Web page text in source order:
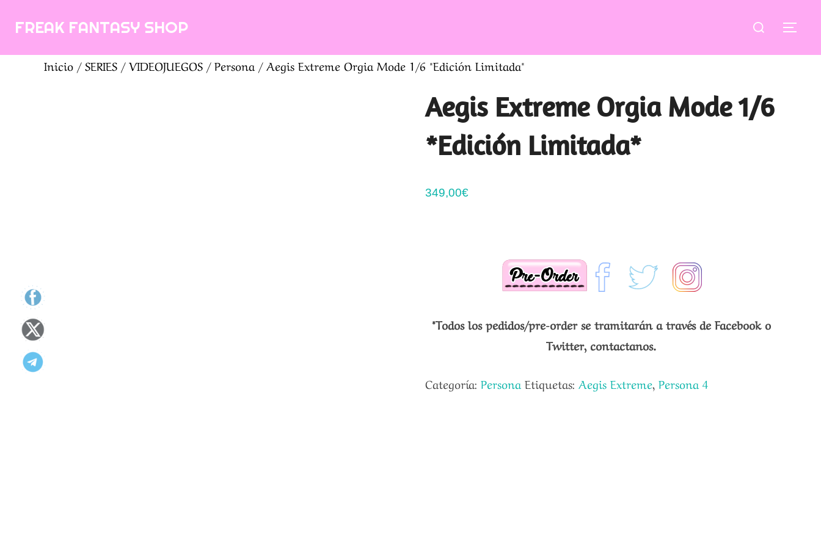
contenido
FREAK FANTASY SHOP Buscar:
Inicio /SERIES /VIDEOJUEGOS /Persona / Aegis Extreme Orgia Mode 1/6 *Edición Limitada*
Aegis Extreme Orgia Mode 1/6
*Edición Limitada*
349,00€
*Todos los pedidos/pre-order se tramitarán a través de Facebook o
Twitter, contactanos.
Categoría: Persona Etiquetas: Aegis Extreme, Persona 4